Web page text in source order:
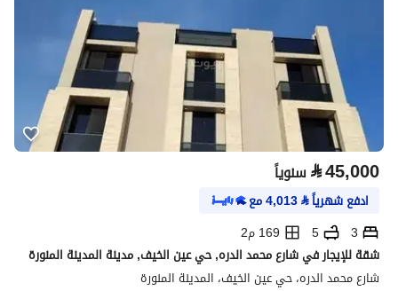
⃁45,000 سنوياً
ادفع شهرياً⃁
4,013مع
3
5
169 م2
شقة للإيجار في شارع محمد الدره, حي عين الخيف, مدينة المدينة المنورة
شارع محمد الدره، حي عين الخيف، المدينة المنورة